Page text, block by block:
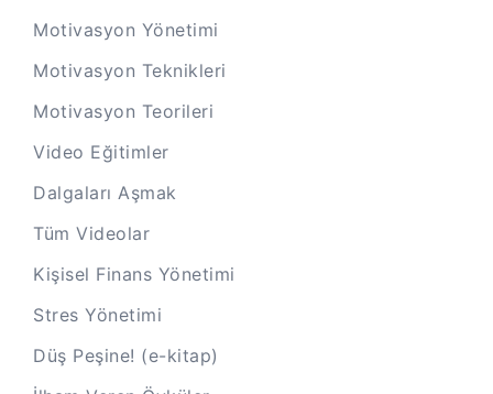
Motivasyon Yönetimi
Motivasyon Teknikleri
Motivasyon Teorileri
Video Eğitimler
Dalgaları Aşmak
Tüm Videolar
Kişisel Finans Yönetimi
Stres Yönetimi
Düş Peşine! (e-kitap)